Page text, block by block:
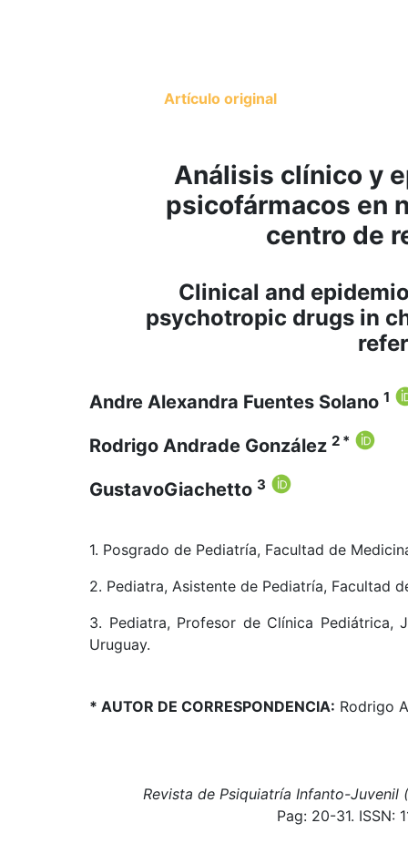
Artículo original
Análisis clínico y
psicofármacos en
centro de
Clinical and
psychotropic drugs in
Andre Alexandra Fuentes Solano 1
Rodrigo Andrade González 2 *
GustavoGiachetto 3
1. Posgrado de Pediatría, Facultad de
2. Pediatra, Asistente de Pediatría, Facultad
3. Pediatra, Profesor de Clínica Pediátrica,
Uruguay.
* AUTOR DE CORRESPONDENCIA: Rodrigo
Revista de Psiquiatría Infanto-Juvenil
Pag: 20-31. ISSN: